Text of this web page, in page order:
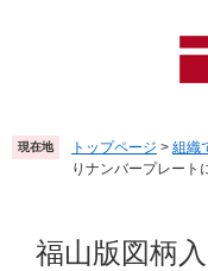
頭
で
飛
ば
現在地 トップページ > 組織
りナンバープレート
福山版図柄